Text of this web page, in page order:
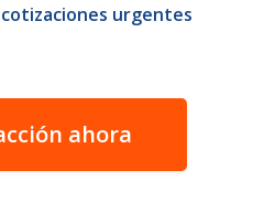
urgentes
ahora